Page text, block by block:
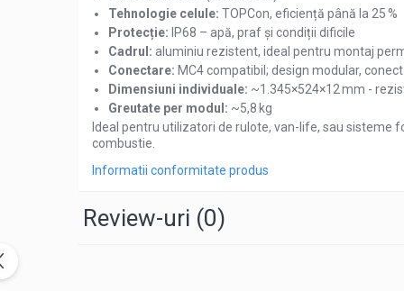
Sisteme fotovoltaice profesionale
Pachete sisteme fotovoltaice
Statii de incarcare vehicule electrice
Statii de incarcare
Cabluri de incarcare vehicule
Tehnologie celule: TOPCon, eficiență până la 25 %
Protecție: IP68 – apă, praf și condiții dificile
Cadrul: aluminiu rezistent, ideal pentru montaj
Conectare: MC4 compatibil; design modular,
Dimensiuni individuale: ~1.345×524×12 mm -
Greutate per modul: ~5,8 kg
Ideal pentru utilizatori de rulote, van-life, sau sisteme
combustie.
Informatii conformitate produs
Review-uri (0)